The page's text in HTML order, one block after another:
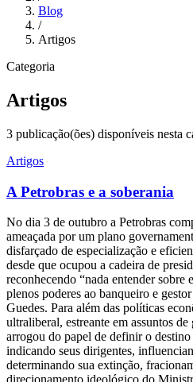
Blog
/
Artigos
Categoria
Artigos
3 publicação(ões) disponíveis nesta
Artigos
A Petrobras e a soberania
No dia 3 de outubro a Petrobras
ameaçada por um plano
disfarçado de especialização e
desde que ocupou a cadeira de
reconhecendo “nada entender sobre
plenos poderes ao banqueiro e
Guedes. Para além das políticas
ultraliberal, estreante em assuntos
arrogou do papel de definir o destino
indicando seus dirigentes,
determinando sua extinção,